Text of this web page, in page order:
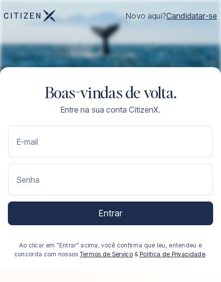
Novo aqui?Candidatar-se
Boas-vindas de volta.
Entre na sua conta CitizenX.
E-mail
Senha
Entrar
Ao clicar em "Entrar" acima, você confirma que leu, entendeu e
concorda com nossos Termos de Serviço & Política de Privacidade.